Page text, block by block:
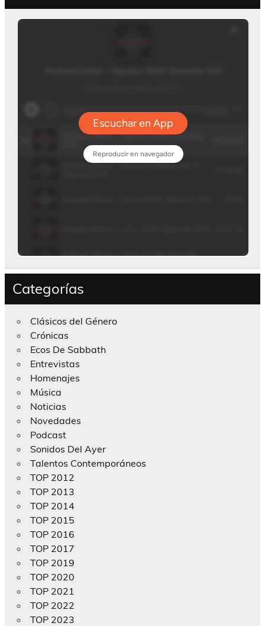
Categorías
Clásicos del Género
Crónicas
Ecos De Sabbath
Entrevistas
Homenajes
Música
Noticias
Novedades
Podcast
Sonidos Del Ayer
Talentos Contemporáneos
TOP 2012
TOP 2013
TOP 2014
TOP 2015
TOP 2016
TOP 2017
TOP 2019
TOP 2020
TOP 2021
TOP 2022
TOP 2023